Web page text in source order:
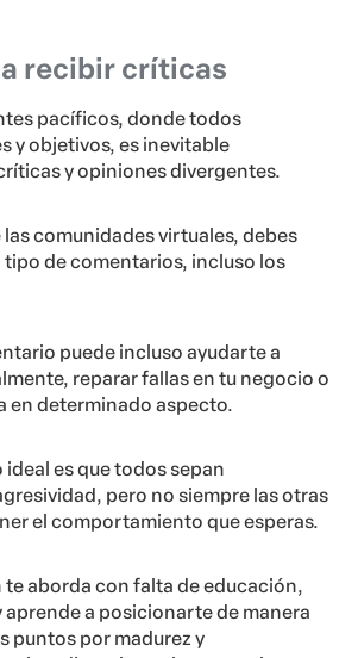
recibir críticas
pacíficos, donde todos
y objetivos, es inevitable
y opiniones divergentes.
comunidades virtuales, debes
de comentarios, incluso los
puede incluso ayudarte a
reparar fallas en tu negocio o
en determinado aspecto.
ideal es que todos sepan
pero no siempre las otras
el comportamiento que esperas.
te aborda con falta de educación,
aprende a posicionarte de manera
puntos por madurez y